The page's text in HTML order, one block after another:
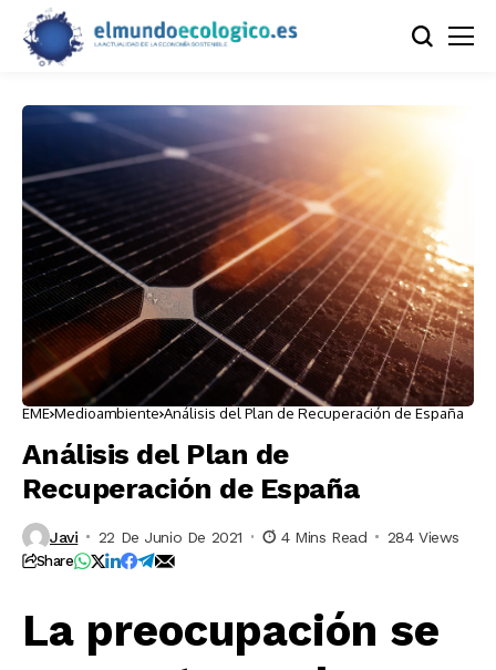
EME Medioambiente Análisis del Plan de Recuperación de España
Análisis del Plan de
Recuperación de España
Javi 22 De Junio De 2021 4 Mins Read 284 Views
Share
La preocupación se